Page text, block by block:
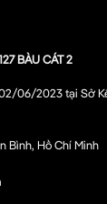
BÀU CÁT 2
06/2023 tại Sở
Bình, Hồ Chí Minh